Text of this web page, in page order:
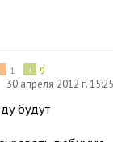
+ 9
1
30 апреля 2012 г. 15:25
будут